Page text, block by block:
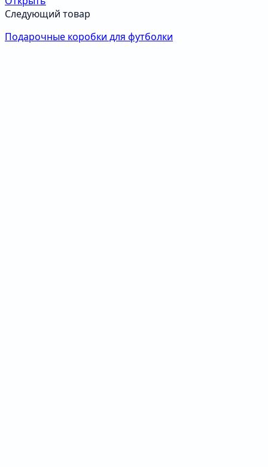
Следующий товар
Подарочные коробки для футболки